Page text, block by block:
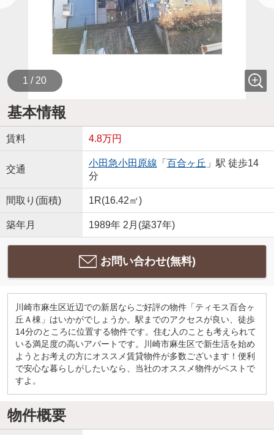
1 / 20
基本情報
賃料 4.8万円
交通
小田急小田原線 「 百合ヶ丘 」駅 徒歩14
分
間取り(面積) 1R(16.42㎡)
築年月 1989年 2月(築37年)
お問い合わせ(無料)
川崎市麻生区近辺での新居ならご好評の物件「ティモス百合ヶ
丘Ａ棟」はいかがでしょうか。駅までのアクセスが良い、徒歩
14分のところに位置する物件です。住む人のことも考えられて
いる満足度の高いアパートです。川崎市麻生区で新生活を始め
ようとお考えの方にオススメ賃貸物件が多数ございます！便利
で安心な暮らしがしたいなら、当社のオススメ物件がベストで
すよ。
物件概要